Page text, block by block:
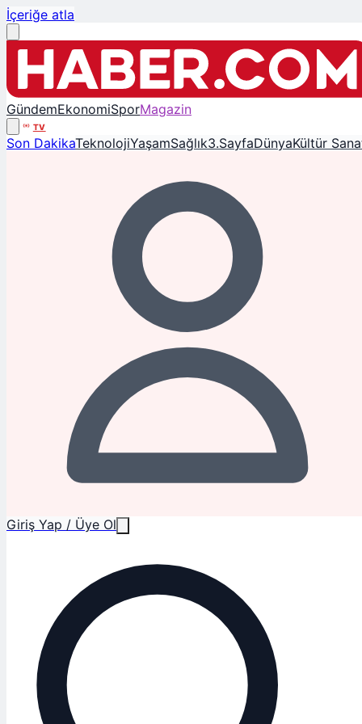
İçeriğe atla
GündemEkonomiSporMagazin
TV
Son DakikaTeknolojiYaşamSağlık3.SayfaDünyaKültür
Giriş Yap / Üye Ol